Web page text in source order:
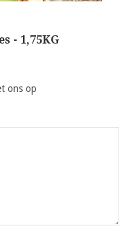
- 1,75KG
ons op